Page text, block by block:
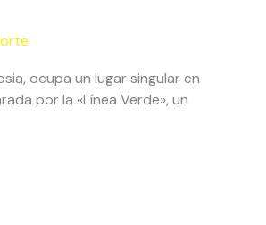
ocupa un lugar singular en
por la «Línea Verde», un